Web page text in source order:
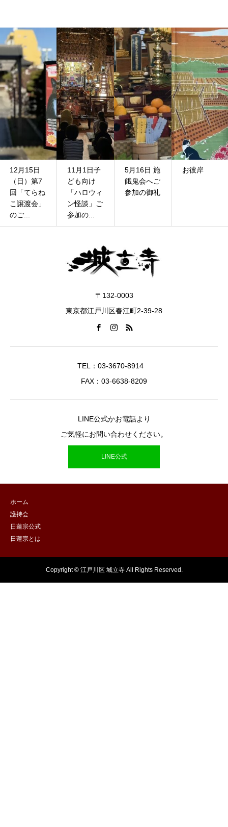
12月15日
（日）第7
回「てらね
こ譲渡会」
のご...
11月1日子
ども向け
「ハロウィ
ン怪談」ご
参加の...
5月16日 施
餓鬼会へご
参加の御礼
お彼岸
〒132-0003
東京都江戸川区春江町2-39-28
TEL：03-3670-8914
FAX：03-6638-8209
LINE公式かお電話より
ご気軽にお問い合わせください。
LINE公式
ホーム
護持会
日蓮宗公式
日蓮宗とは
Copyright © 江戸川区 城立寺 All Rights Reserved.